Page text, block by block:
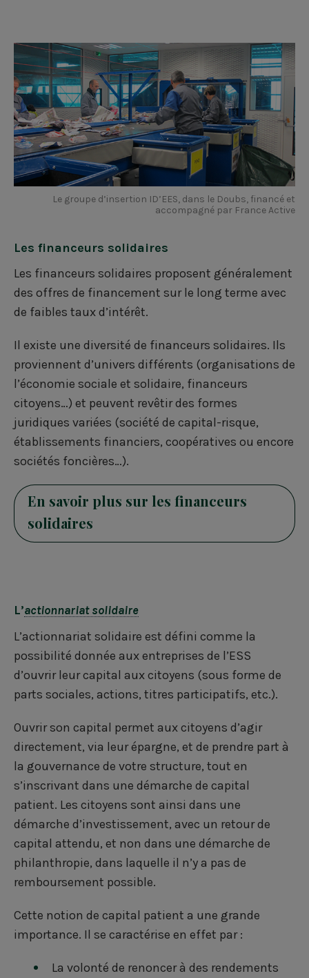
Le groupe d’insertion ID’EES, dans le Doubs, financé et
accompagné par France Active
Les financeurs solidaires
Les financeurs solidaires proposent généralement
des offres de financement sur le long terme avec
de faibles taux d’intérêt.
Il existe une diversité de financeurs solidaires. Ils
proviennent d’univers différents (organisations de
l’économie sociale et solidaire, financeurs
citoyens…) et peuvent revêtir des formes
juridiques variées (société de capital-risque,
établissements financiers, coopératives ou encore
sociétés foncières…).
En savoir plus sur les financeurs
solidaires
L’actionnariat solidaire
L’actionnariat solidaire est défini comme la
possibilité donnée aux entreprises de l’ESS
d’ouvrir leur capital aux citoyens (sous forme de
parts sociales, actions, titres participatifs, etc.).
Ouvrir son capital permet aux citoyens d’agir
directement, via leur épargne, et de prendre part à
la gouvernance de votre structure, tout en
s’inscrivant dans une démarche de capital
patient. Les citoyens sont ainsi dans une
démarche d’investissement, avec un retour de
capital attendu, et non dans une démarche de
philanthropie, dans laquelle il n’y a pas de
remboursement possible.
Cette notion de capital patient a une grande
importance. Il se caractérise en effet par :
La volonté de renoncer à des rendements